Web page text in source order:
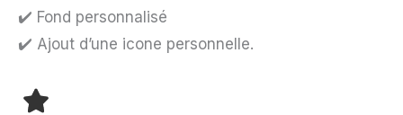
✔️ Fond personnalisé
✔️ Ajout d’une icone personnelle.